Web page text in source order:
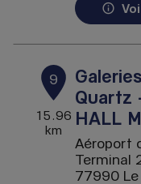
9
15.96
km
Quartz
HALL M
Aéroport
Terminal
77990